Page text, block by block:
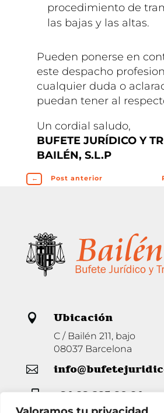
procedimiento de
las bajas y las altas.
Pueden ponerse en
este despacho
cualquier duda o
puedan tener al
Un cordial saludo,
BUFETE JURÍDICO Y
BAILÉN, S.L.P
← Post anterior
 Ubicación
C / Bailén 211, bajo
08037 Barcelona

 +34 93 285 80 94